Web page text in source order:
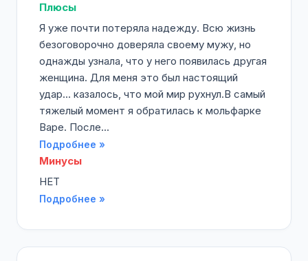
Плюсы
Я уже почти потеряла надежду. Всю жизнь
безоговорочно доверяла своему мужу, но
однажды узнала, что у него появилась другая
женщина. Для меня это был настоящий
удар... казалось, что мой мир рухнул.В самый
тяжелый момент я обратилась к мольфарке
Варе. После...
Подробнее »
Минусы
НЕТ
Подробнее »